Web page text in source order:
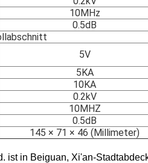
10MHz
0.5dB
5V
5KA
10KA
0.2kV
10MHZ
0.5dB
145 × 71 × 46 (Millimeter)
ist in Beiguan, Xi'an-Stadt